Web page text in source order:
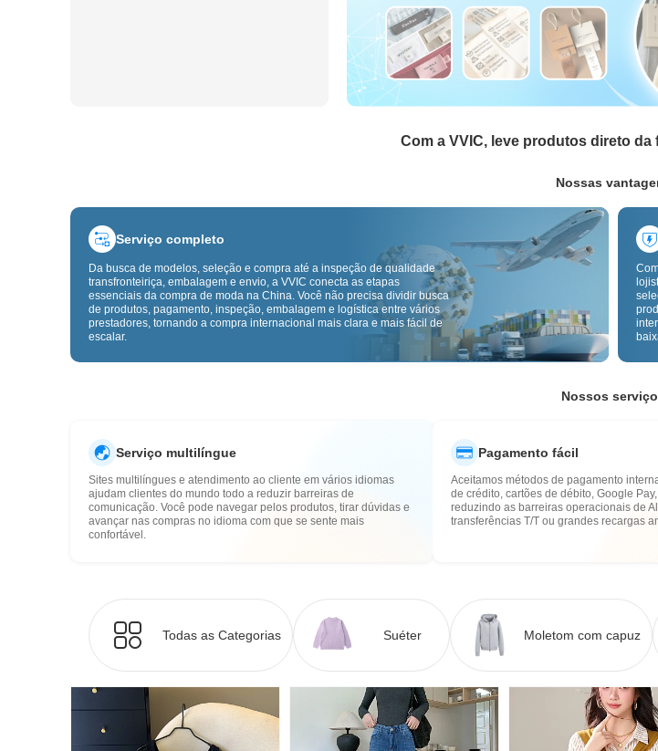
Com a VVIC, leve produtos direto
Nossas
Serviço completo
Da busca de modelos, seleção e compra até a inspeção de qualidade
transfronteiriça, embalagem e envio, a VVIC conecta as etapas
essenciais da compra de moda na China. Você não precisa dividir busca
de produtos, pagamento, inspeção, embalagem e logística entre vários
prestadores, tornando a compra internacional mais clara e mais fácil de
escalar.
Nossos
Serviço multilíngue
Sites multilíngues e atendimento ao cliente em vários idiomas
ajudam clientes do mundo todo a reduzir barreiras de
comunicação. Você pode navegar pelos produtos, tirar dúvidas e
avançar nas compras no idioma com que se sente mais
confortável.
Pagamento fácil
Aceitamos métodos de pagamento
de crédito, cartões de débito, Google
reduzindo as barreiras operacionais de
transferências T/T ou grandes recargas
Todas as Categorias Suéter Moletom com capuz